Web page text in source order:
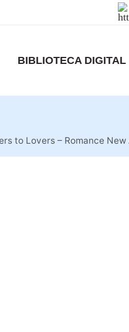
BIBLIOTECA DIGITAL
to Lovers – Romance